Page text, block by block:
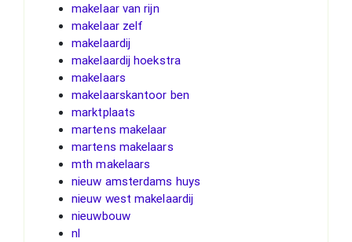
makelaar van rijn
makelaar zelf
makelaardij
makelaardij hoekstra
makelaars
makelaarskantoor ben
marktplaats
martens makelaar
martens makelaars
mth makelaars
nieuw amsterdams huys
nieuw west makelaardij
nieuwbouw
nl